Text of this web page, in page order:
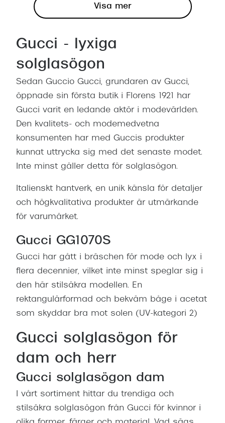
Visa mer
Gucci - lyxiga
solglasögon
Sedan Guccio Gucci, grundaren av Gucci,
öppnade sin första butik i Florens 1921 har
Gucci varit en ledande aktör i modevärlden.
Den kvalitets- och modemedvetna
konsumenten har med Guccis produkter
kunnat uttrycka sig med det senaste modet.
Inte minst gäller detta för solglasögon.
Italienskt hantverk, en unik känsla för detaljer
och högkvalitativa produkter är utmärkande
för varumärket.
Gucci GG1070S
Gucci har gått i bräschen för mode och lyx i
flera decennier, vilket inte minst speglar sig i
den här stilsäkra modellen. En
rektangulärformad och bekväm båge i acetat
som skyddar bra mot solen (UV-kategori 2)
Gucci solglasögon för
dam och herr
Gucci solglasögon dam
I vårt sortiment hittar du trendiga och
stilsäkra solglasögon från Gucci för kvinnor i